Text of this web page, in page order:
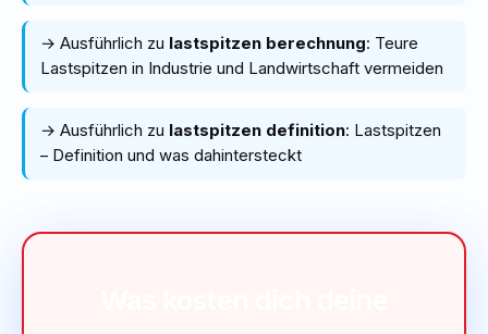
→ Ausführlich zu lastspitzen berechnung: Teure
Lastspitzen in Industrie und Landwirtschaft vermeiden
→ Ausführlich zu lastspitzen definition: Lastspitzen
– Definition und was dahintersteckt